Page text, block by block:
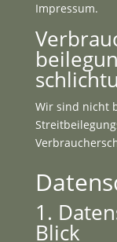
Impressum.
Wir sind nicht
1.
Blick